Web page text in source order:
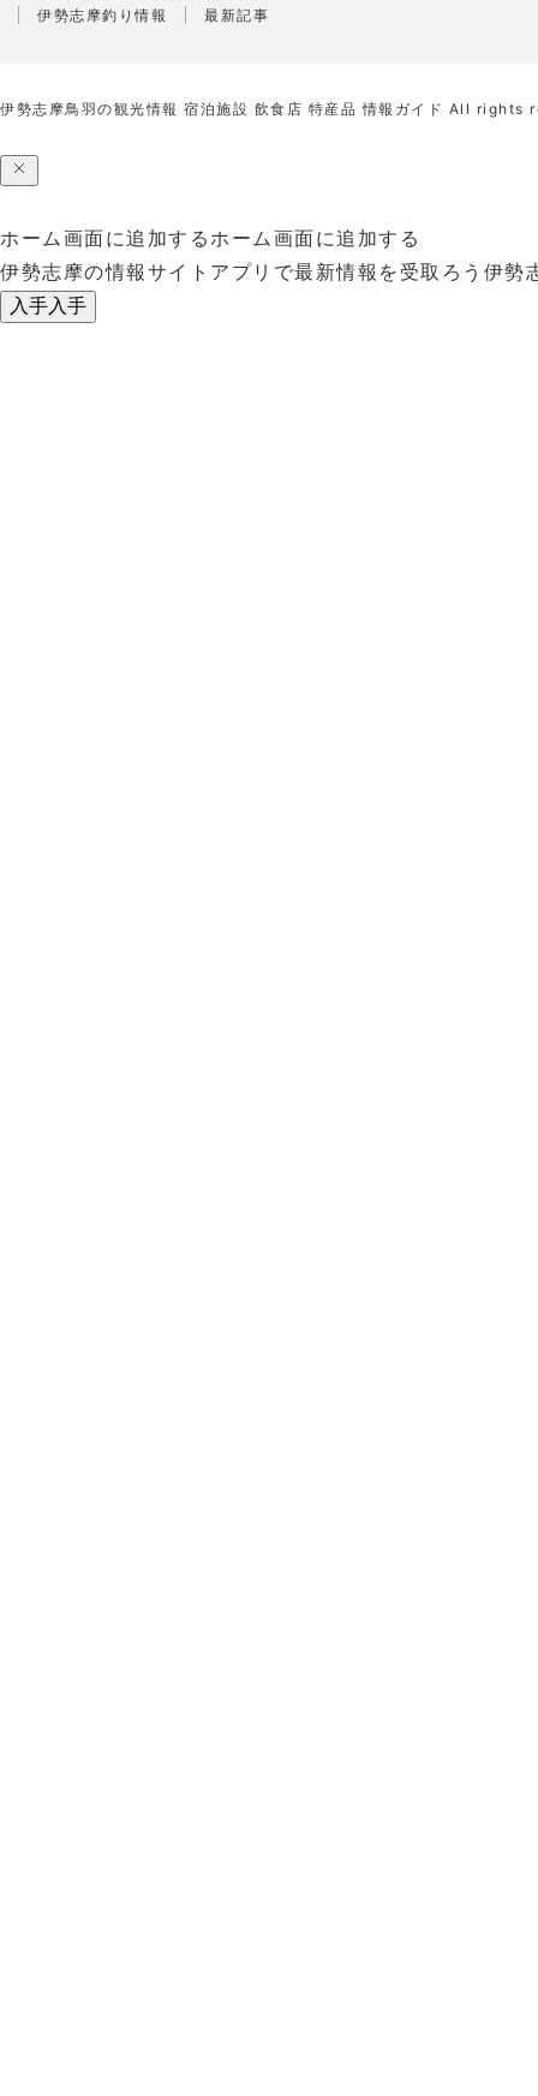
伊勢志摩釣り情報
最新記事
伊勢志摩鳥羽の観光情報 宿泊施設 飲食店 特産品 情報ガイド All rights
ホーム画面に追加する ホーム画面に追加する
伊勢志摩の情報サイトアプリで最新情報を受取ろう 伊勢
入手入手